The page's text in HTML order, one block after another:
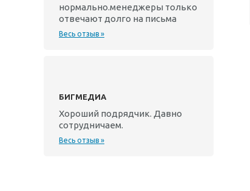
нормально.менеджеры только
отвечают долго на письма
Весь отзыв »
БИГМЕДИА
Хороший подрядчик. Давно
сотрудничаем.
Весь отзыв »